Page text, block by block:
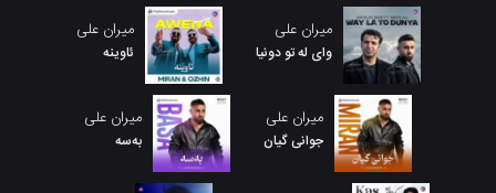
میران علی
وای لە تو دونیا
میران علی
ئاوینه
میران علی
جوانی گیان
میران علی
بەسە